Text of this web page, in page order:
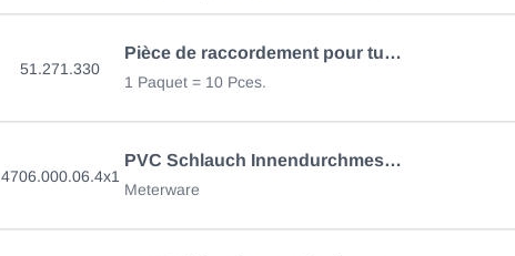
51.271.330
Pièce de raccordement pour tuyau ondulé
1 Paquet = 10 Pces.
4706.000.06.4x1
PVC Schlauch Innendurchmesser: 4mm 4706.000.06.4x1
Meterware